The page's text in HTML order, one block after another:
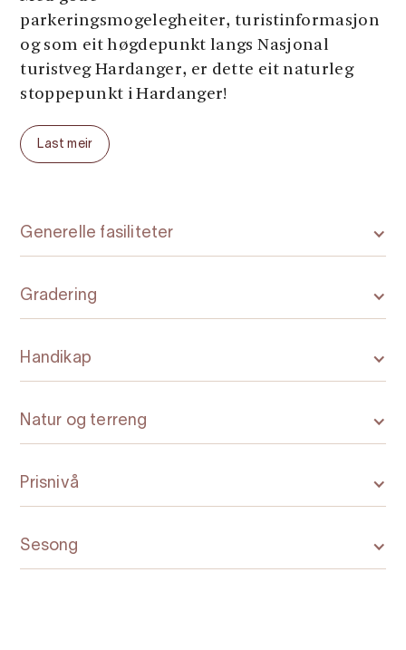
parkeringsmogelegheiter, turistinformasjon
og som eit høgdepunkt langs Nasjonal
turistveg Hardanger, er dette eit naturleg
stoppepunkt i Hardanger!
Last meir
Generelle fasiliteter
Gradering
Handikap
Natur og terreng
Prisnivå
Sesong